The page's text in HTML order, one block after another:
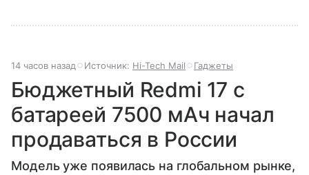
14 часов назад Источник: Hi-Tech Mail Гаджеты
Бюджетный Redmi 17 с
батареей 7500 мАч начал
продаваться в России
Модель уже появилась на глобальном рынке,